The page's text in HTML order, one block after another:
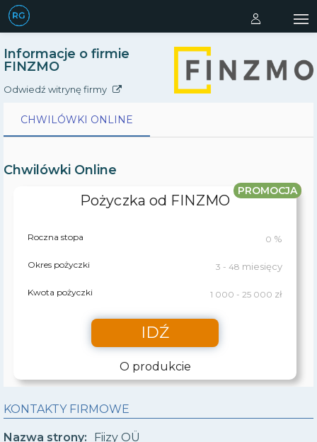
Informacje o firmie
FINZMO
Odwiedź witrynę firmy
CHWILÓWKI ONLINE
CHWILÓWKI ONLINE
Chwilówki Online
Pożyczka od FINZMO
TOP
PROMOCJA
Roczna stopa 0 %
Okres pożyczki 3 - 48 miesięcy
Kwota pożyczki 1 000 - 25 000 zł
IDŹ
O produkcie
KONTAKTY FIRMOWE
Nazwa strony: Fiizy OÜ